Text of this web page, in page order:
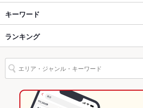
設備
Wi-Fi
バリアフリ
ー
駐車場
あり ：施設の有料駐車場をご利用
ビス有
八王子・立川 × 居酒屋
八王子・立川 × 海鮮
立川北駅 × 居酒屋
立川北駅 × 海鮮
立川 × 居酒屋
立川 × 海鮮
立川 × 和食
立川 × 寿司
立川駅
立川北駅
西立川駅
キーワード
卵焼き 手羽先
親子丼 レバー つくね トリュフ
ランキング
東京のグルメランキング
東京の居酒屋ランキング
東京の海鮮ランキング